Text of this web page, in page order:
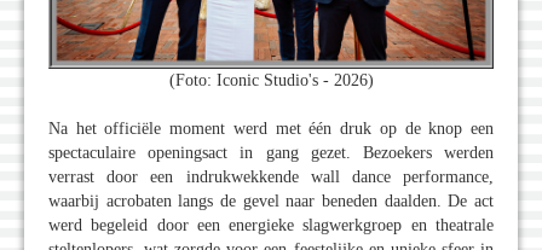
(Foto: Iconic Studio's - 2026)
Na het officiële moment werd met één druk op de knop een
spectaculaire openingsact in gang gezet. Bezoekers werden
verrast door een indrukwekkende wall dance performance,
waarbij acrobaten langs de gevel naar beneden daalden. De act
werd begeleid door een energieke slagwerkgroep en theatrale